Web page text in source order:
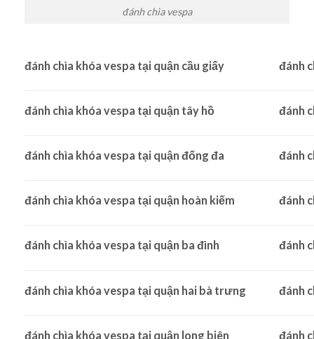
đánh chìa vespa
đánh chìa khóa vespa tại quận cầu giấy đánh
đánh chìa khóa vespa tại quận tây hồ đánh
đánh chìa khóa vespa tại quận đống đa đánh
đánh chìa khóa vespa tại quận hoàn kiếm đánh
đánh chìa khóa vespa tại quận ba đình đánh
đánh chìa khóa vespa tại quận hai bà trưng đánh
đánh chìa khóa vespa tại quận long biên đánh